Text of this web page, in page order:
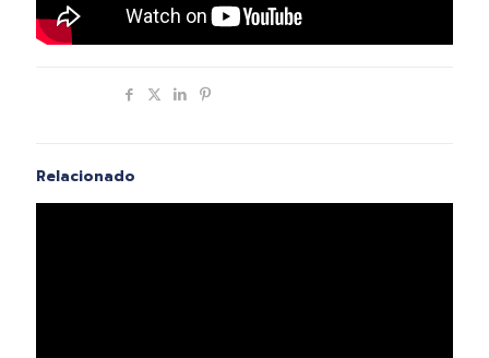
Relacionado